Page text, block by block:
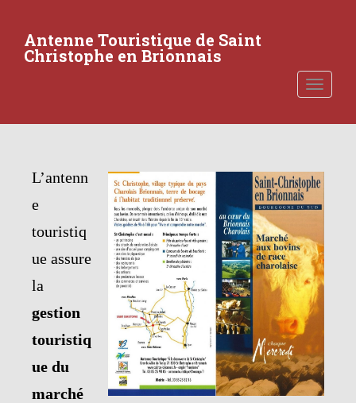
Antenne Touristique de Saint
Christophe en Brionnais
L’antenn
e
touristiq
ue assure
la
gestion
touristiq
ue du
marché